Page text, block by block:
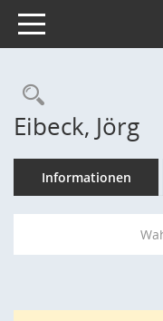
Toggle navigation
Eibeck, Jörg
Informationen